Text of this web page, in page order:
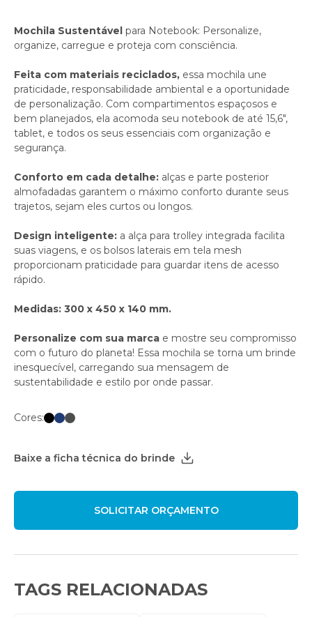
Mochila Sustentável para Notebook: Personalize,
organize, carregue e proteja com consciência.
Feita com materiais reciclados, essa mochila une
praticidade, responsabilidade ambiental e a oportunidade
de personalização. Com compartimentos espaçosos e
bem planejados, ela acomoda seu notebook de até 15,6",
tablet, e todos os seus essenciais com organização e
segurança.
Conforto em cada detalhe: alças e parte posterior
almofadadas garantem o máximo conforto durante seus
trajetos, sejam eles curtos ou longos.
Design inteligente: a alça para trolley integrada facilita
suas viagens, e os bolsos laterais em tela mesh
proporcionam praticidade para guardar itens de acesso
rápido.
Medidas: 300 x 450 x 140 mm.
Personalize com sua marca e mostre seu compromisso
com o futuro do planeta! Essa mochila se torna um brinde
inesquecível, carregando sua mensagem de
sustentabilidade e estilo por onde passar.
Cores:
Baixe a ficha técnica do brinde
TAGS RELACIONADAS